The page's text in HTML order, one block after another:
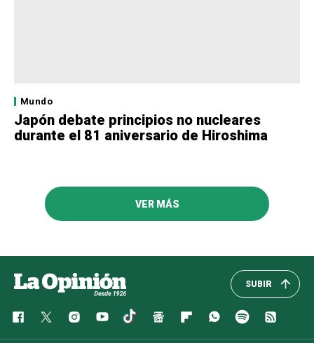
Mundo
Japón debate principios no nucleares
durante el 81 aniversario de Hiroshima
VER MÁS
SUBIR